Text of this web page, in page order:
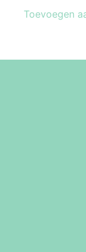
Toevoegen